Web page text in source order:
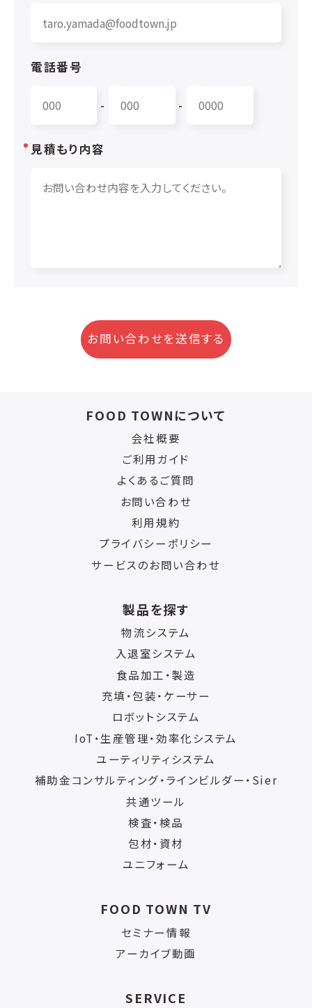
電話番号
- -
見積もり内容
お問い合わせを送信する
FOOD TOWNについて
会社概要
ご利用ガイド
よくあるご質問
お問い合わせ
利用規約
プライバシーポリシー
サービスのお問い合わせ
製品を探す
物流システム
入退室システム
食品加工・製造
充填・包装・ケーサー
ロボットシステム
IoT・生産管理・効率化システム
ユーティリティシステム
補助金コンサルティング・ラインビルダー・Sier
共通ツール
検査・検品
包材・資材
ユニフォーム
FOOD TOWN TV
セミナー情報
アーカイブ動画
SERVICE